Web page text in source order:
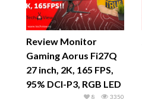
Review Monitor
Gaming Aorus Fi27Q
27 inch, 2K, 165 FPS,
95% DCI-P3, RGB LED
3350
8